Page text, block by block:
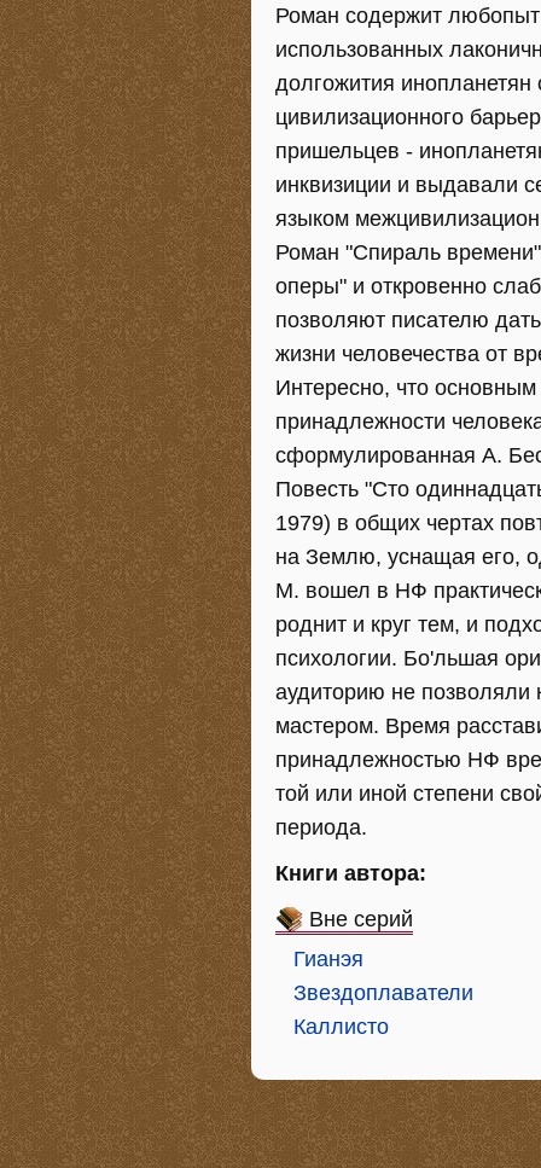
Роман содержит
использованных
долгожития инопланетян
цивилизационного
пришельцев -
инквизиции и выдавали
языком
Роман "Спираль
оперы" и откровенно
позволяют писателю
жизни человечества от
Интересно, что
принадлежности
сформулированная А.
Повесть "Сто
1979) в общих чертах
на Землю, уснащая его,
М. вошел в НФ
роднит и круг тем, и
психологии. Бо'льшая
аудиторию не позволяли
мастером. Время
принадлежностью НФ
той или иной степени
периода.
Книги автора:
Вне серий
Гианэя
Звездоплаватели
Каллисто